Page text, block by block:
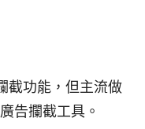
截功能，但主流做
告攔截工具。